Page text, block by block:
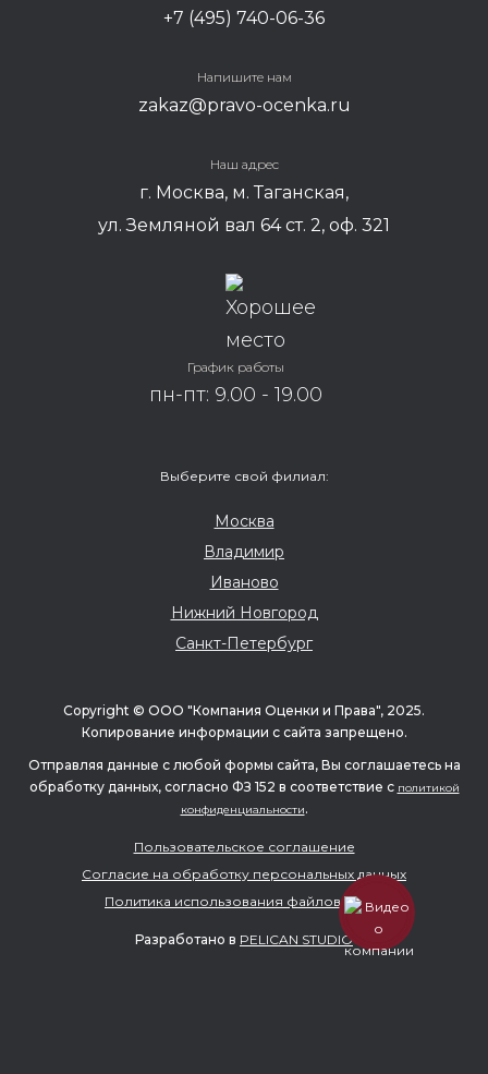
Ширшина Елена
Руководитель
Белова Алена
+7 (495) 740-06-36
Напишите нам
zakaz@pravo-ocenka.ru
Наш адрес
г. Москва, м. Таганская,
ул. Земляной вал 64 ст. 2, оф. 321
График работы
пн-пт: 9.00 - 19.00
Выберите свой филиал:
Москва
Владимир
Иваново
Нижний Новгород
Санкт-Петербург
Copyright © ООО "Компания Оценки и Права", 2025.
Копирование информации с сайта запрещено.
Отправляя данные с любой формы сайта, Вы соглашаетесь на
обработку данных, согласно ФЗ 152 в соответствие с политикой
конфиденциальности.
Пользовательское соглашение
Согласие на обработку персональных данных
Политика использования файлов cookie
Разработано в PELICAN STUDIO